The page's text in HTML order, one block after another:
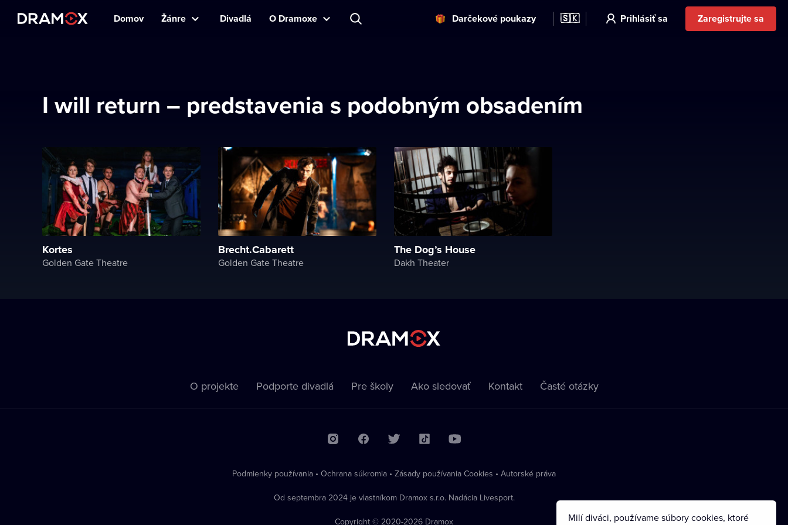
Domov Žánre Divadlá O Dramoxe Darčekové poukazy 🇸🇰 Prihlásiť sa Zaregistrujte sa
I will return – predstavenia s podobným obsadením
Kortes
Golden Gate Theatre
Brecht.Cabarett
Golden Gate Theatre
The Dog’s House
Dakh Theater
O projekte Podporte divadlá Pre školy Ako sledovať Kontakt Časté otázky
Podmienky používania • Ochrana súkromia • Zásady používania Cookies • Autorské práva
Od septembra 2024 je vlastníkom Dramox s.r.o. Nadácia Livesport.
Copyright © 2020-2026 Dramox
Milí diváci, používame súbory cookies, ktoré